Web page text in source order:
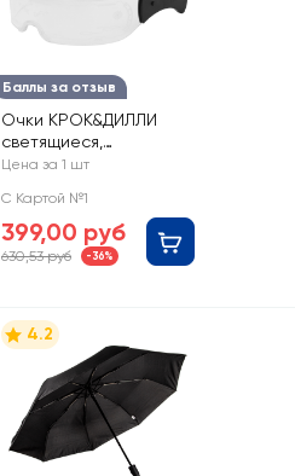
Баллы за отзыв
Очки КРОК&ДИЛЛИ
светящиеся,
неоновые, Арт. LG-002
Цена за 1 шт
С Картой №1
399,00 руб
630,53 руб -36%
4.2